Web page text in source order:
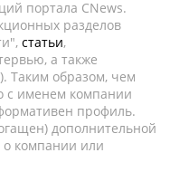
портала CNews.
разделов
статьи,
а также
Таким образом, чем
с именем компании
профиль.
дополнительной
компании или